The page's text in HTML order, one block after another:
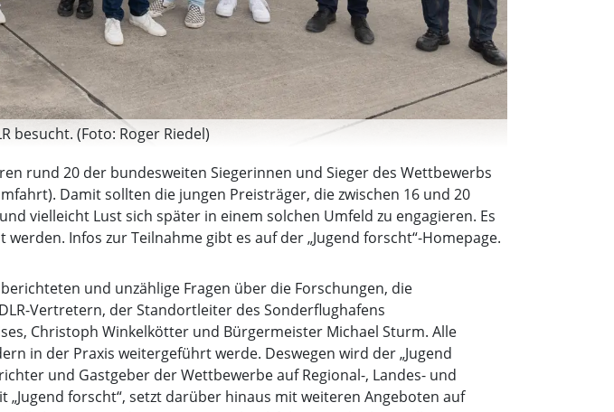
besucht. (Foto: Roger Riedel)
rund 20 der bundesweiten Siegerinnen und Sieger des Wettbewerbs
Damit sollten die jungen Preisträger, die zwischen 16 und 20
vielleicht Lust sich später in einem solchen Umfeld zu engagieren. Es
Infos zur Teilnahme gibt es auf der „Jugend forscht“-Homepage.
und unzählige Fragen über die Forschungen, die
Vertretern, der Standortleiter des Sonderflughafens
Christoph Winkelkötter und Bürgermeister Michael Sturm. Alle
in der Praxis weitergeführt werde. Deswegen wird der „Jugend
und Gastgeber der Wettbewerbe auf Regional-, Landes- und
forscht“, setzt darüber hinaus mit weiteren Angeboten auf